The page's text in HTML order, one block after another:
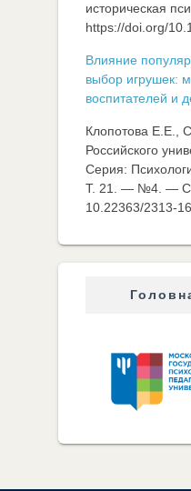
историческая
https://doi.org/
Влияние
выбор игрушек:
воспитателей и
Клопотова Е.Е.,
Российского
Серия:
Т. 21. — №4. — C.
10.22363/2313-